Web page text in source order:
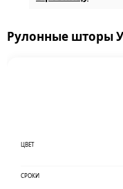
Рулонные шторы
ЦВЕТ
СРОКИ